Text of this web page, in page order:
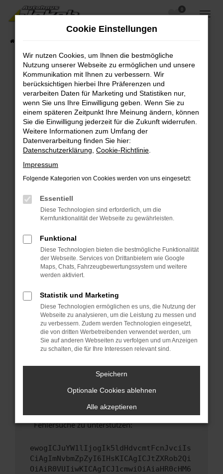
Zum
Hauptinhalt
0
Fehler: Network Error
Beim Laden ist ein Fehler aufgetreten.
Hier sind ein paar Tipps, die dir helfen können:
Überprüfe deine Firewall und deine
Internetverbindung.
Laden andere Webseiten, zum Beispiel deine
Suchmaschine?
Prüfe deine Browsererweiterungen.
Manche Erweiterungen, wie Werbeblocker,
können das Laden bestimmter Seiten
verhindern. Funktioniert die Seite in einem
Fenster?
Starte dein Gerät neu.
Das kann manchmal helfen, vorübergehende
Probleme zu beheben.
Betriebssystem auf dem neuesten Stand
sind.
Veraltete Software birgt nicht nur ein
Sicherheitsrisiko, sondern kann auch dazu
führen, dass bestimmte Funktionen nicht mehr
unterstützt werden.
Wende dich an den Webseitenbetreiber.
Wenn du alle oben genannten Schritte versucht
hast, kontaktiere uns bitte. Wir werden
versuchen, das Problem zu beheben. Du kannst
uns diesen Text schicken, um uns bei der
Fehlersuche zu unterstützen:
ewogICJuYW1lIjogIk5ldHdvcmtFcnJvciIs
CiAgImNvbmZpZyI6IHsKICAgICJtZXRob2Qi
OiAiR0VUIiwKICAgICJ1cmwiOiAiaHR0cHM6
Cookie Einstellungen
Wir nutzen Cookies, um Ihnen die bestmögliche
Nutzung unserer Webseite zu ermöglichen und unsere
Kommunikation mit Ihnen zu verbessern. Wir
berücksichtigen hierbei Ihre Präferenzen und
verarbeiten Daten für Marketing und Statistiken nur,
wenn Sie uns Ihre Einwilligung geben. Wenn Sie zu
einem späteren Zeitpunkt Ihre Meinung ändern, können
Sie die Einwilligung jederzeit für die Zukunft widerrufen.
Weitere Informationen zum Umfang der
Datenverarbeitung finden Sie hier:
Datenschutzerklärung Cookie-Richtlinie
Impressum
Folgende Kategorien von Cookies werden von uns eingesetzt:
Essentiell
Diese Technologien sind erforderlich, um die
Kernfunktionalität der Webseite zu gewährleisten.
Funktional
Diese Technologien bieten die bestmögliche Funktionalität
der Webseite. Services von Drittanbietern wie Google
Maps, Chats, Fahrzeugbewertungssystem und weitere
werden aktiviert.
Statistik und Marketing
Diese Technologien ermöglichen es uns, die Nutzung der
Webseite zu analysieren, um die Leistung zu messen und
zu verbessern. Zudem werden Technologien eingesetzt,
die von dritten Werbetreibenden verwendet werden, um
Sie auf anderen Webseiten zu verfolgen und um Anzeigen
zu schalten, die für Ihre Interessen relevant sind.
Speichern
Optionale Cookies ablehnen
Alle akzeptieren